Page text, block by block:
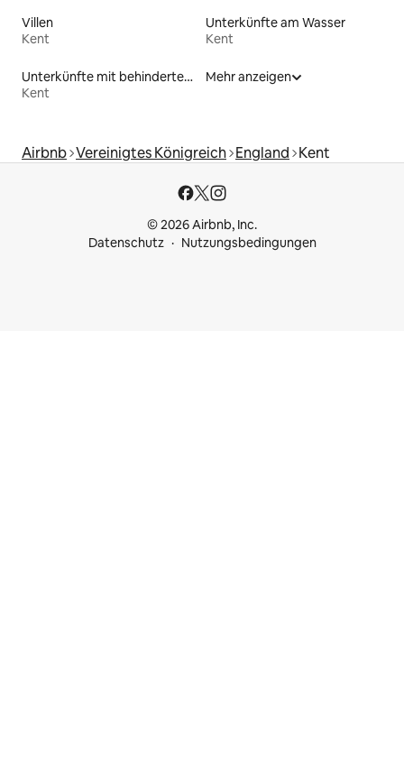
Villen
Kent
Unterkünfte am Wasser
Kent
Unterkünfte mit behindertengerechtem WC
Kent
Mehr anzeigen
Airbnb Vereinigtes Königreich England Kent
© 2026 Airbnb, Inc.
Datenschutz
Nutzungsbedingungen